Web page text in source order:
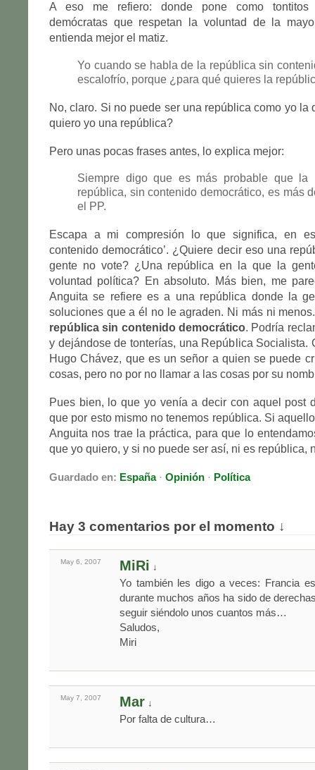
A eso me refiero: donde pone como tontitos
demócratas que respetan la voluntad de la
entienda mejor el matiz.
Yo cuando se habla de la república sin
escalofrío, porque ¿para qué quieres la
No, claro. Si no puede ser una república como yo la
quiero yo una república?
Pero unas pocas frases antes, lo explica mejor:
Siempre digo que es más probable que la
república, sin contenido democrático, es más
el PP.
Escapa a mi compresión lo que significa, en
contenido democrático’. ¿Quiere decir eso una
gente no vote? ¿Una república en la que la
voluntad política? En absoluto. Más bien, me
Anguita se refiere es a una república donde la
soluciones que a él no le agraden. Ni más ni
república sin contenido democrático. Podría
y dejándose de tonterías, una República Socialista.
Hugo Chávez, que es un señor a quien se puede
cosas, pero no por no llamar a las cosas por su
Pues bien, lo que yo venía a decir con aquel post
que por esto mismo no tenemos república. Si
Anguita nos trae la práctica, para que lo
que yo quiero, y si no puede ser así, ni es república,
Guardado en: España· Opinión · Política
Hay 3 comentarios por el momento ↓
May 6, 2007 MiRi ↓
Yo también les digo a veces: Francia
durante muchos años ha sido de
seguir siéndolo unos cuantos más…
Saludos,
Miri
May 7, 2007 Mar ↓
Por falta de cultura…